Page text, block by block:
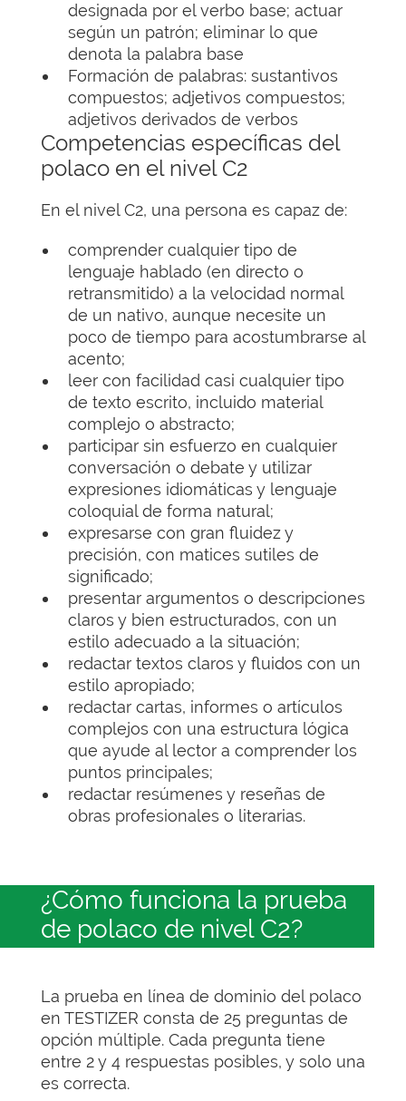
designada por el verbo base; actuar
según un patrón; eliminar lo que
denota la palabra base
Formación de palabras: sustantivos
compuestos; adjetivos compuestos;
adjetivos derivados de verbos
Competencias específicas del
polaco en el nivel C2
En el nivel C2, una persona es capaz de:
comprender cualquier tipo de
lenguaje hablado (en directo o
retransmitido) a la velocidad normal
de un nativo, aunque necesite un
poco de tiempo para acostumbrarse al
acento;
leer con facilidad casi cualquier tipo
de texto escrito, incluido material
complejo o abstracto;
participar sin esfuerzo en cualquier
conversación o debate y utilizar
expresiones idiomáticas y lenguaje
coloquial de forma natural;
expresarse con gran fluidez y
precisión, con matices sutiles de
significado;
presentar argumentos o descripciones
claros y bien estructurados, con un
estilo adecuado a la situación;
redactar textos claros y fluidos con un
estilo apropiado;
redactar cartas, informes o artículos
complejos con una estructura lógica
que ayude al lector a comprender los
puntos principales;
redactar resúmenes y reseñas de
obras profesionales o literarias.
¿Cómo funciona la prueba
de polaco de nivel C2?
La prueba en línea de dominio del polaco
en TESTIZER consta de 25 preguntas de
opción múltiple. Cada pregunta tiene
entre 2 y 4 respuestas posibles, y solo una
es correcta.